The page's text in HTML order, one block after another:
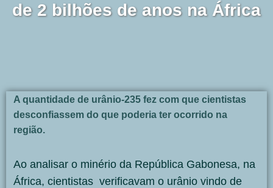
de 2 bilhões de anos na África
A quantidade de urânio-235 fez com que cientistas
desconfiassem do que poderia ter ocorrido na
região.
Ao analisar o minério da República Gabonesa, na
África, cientistas verificavam o urânio vindo de